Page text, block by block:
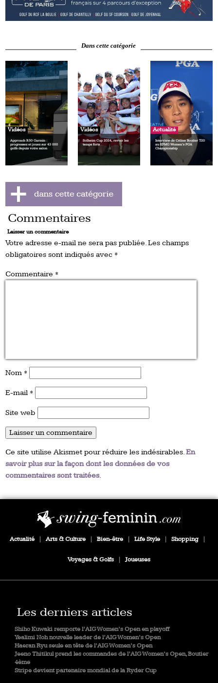
Dans cette catégorie
Vidéos
Approach R50 Garmin :
progressez et jouez sur 43 000
golfs depuis votre salon
Vidéos
Solheim Cup 2024, revoir les
temps forts
Actualité
Interview de Céline Boutier T20
au KPMG Women’s PGA
Championship
Commentaires
Laisser un commentaire
Votre adresse e-mail ne sera pas publiée.Les champs
obligatoires sont indiqués avec *
Commentaire *
Nom *
E-mail *
Site web
Ce site utilise Akismet pour réduire les indésirables.En
savoir plus sur la façon dont les données de vos
commentaires sont traitées.
Actualité | Arts & Culture | Bien-être | Life Style | Shopping |
Voyages & Golfs | Joueuses
Les derniers articles
Shiho Kuwaki remporte l’AIG Women’s Open en playoff
Yealimi Noh nouvelle leader de l’AIG Women’s Open
Haeran Ryu seule en tête de l’AIG Women’s Open
Jeeno Thitikul prend les commandes de l’AIG Women’s Open, Boutier
4ème
Stripe devient partenaire mondial de la Ryder Cup